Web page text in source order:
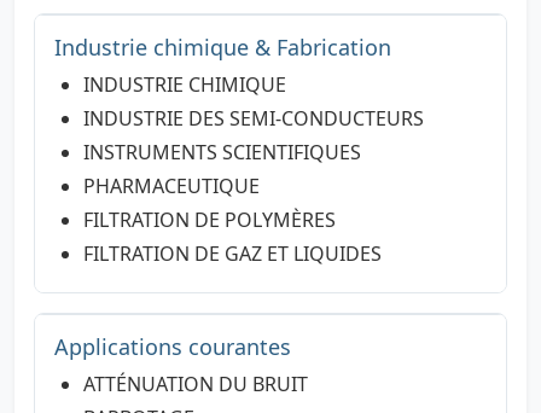
Industrie chimique & Fabrication
INDUSTRIE CHIMIQUE
INDUSTRIE DES SEMI-CONDUCTEURS
INSTRUMENTS SCIENTIFIQUES
PHARMACEUTIQUE
FILTRATION DE POLYMÈRES
FILTRATION DE GAZ ET LIQUIDES
Applications courantes
ATTÉNUATION DU BRUIT